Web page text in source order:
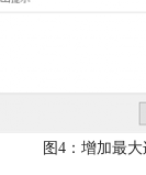
图4：增加最